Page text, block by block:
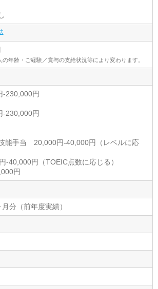
年齢・ご経験／賞与の支給状況等により変わります。
-230,000円
230,000円
能手当 20,000円-40,000円（レベルに応
40,000円（TOEIC点数に応じる）
円
分（前年度実績）